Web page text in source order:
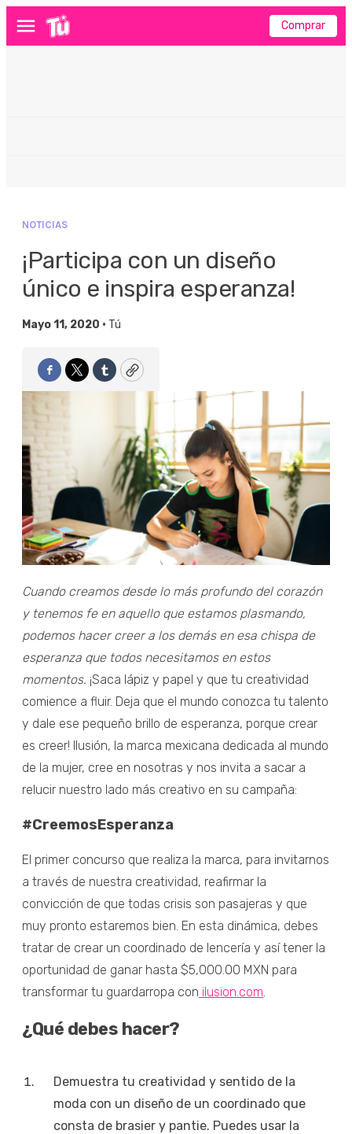
Menú Comprar
NOTICIAS
¡Participa con un diseño
único e inspira esperanza!
Mayo 11, 2020 • Tú
Facebook
TwitterTumblrCopy
Cuando creamos desde lo más profundo del corazón
y tenemos fe en aquello que estamos plasmando,
podemos hacer creer a los demás en esa chispa de
esperanza que todos necesitamos en estos
momentos. ¡Saca lápiz y papel y que tu creatividad
comience a fluir. Deja que el mundo conozca tu talento
y dale ese pequeño brillo de esperanza, porque crear
es creer! Ilusión, la marca mexicana dedicada al mundo
de la mujer, cree en nosotras y nos invita a sacar a
relucir nuestro lado más creativo en su campaña:
#CreemosEsperanza
El primer concurso que realiza la marca, para invitarnos
a través de nuestra creatividad, reafirmar la
convicción de que todas crisis son pasajeras y que
muy pronto estaremos bien. En esta dinámica, debes
tratar de crear un coordinado de lencería y así tener la
oportunidad de ganar hasta $5,000.00 MXN para
transformar tu guardarropa con ilusion.com
¿Qué debes hacer?
Demuestra tu creatividad y sentido de la
moda con un diseño de un coordinado que
consta de brasier y pantie. Puedes usar la